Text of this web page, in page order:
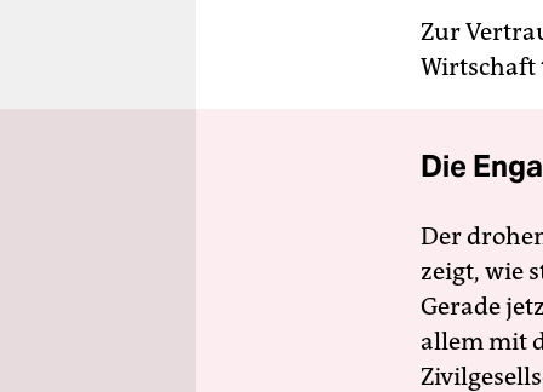
Zur
Wirtschaft
Die
Der
zeigt, wie
Gerade
allem mit